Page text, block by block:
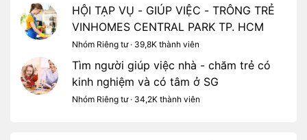
HỘI TẠP VỤ - GIÚP VIỆC - TRÔNG TRẺ
VINHOMES CENTRAL PARK TP. HCM
Nhóm Riêng tư · 39,8K thành viên
Tìm người giúp việc nhà - chăm trẻ có
kinh nghiệm và có tâm ở SG
Nhóm Riêng tư · 34,2K thành viên